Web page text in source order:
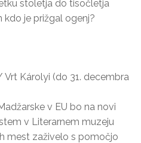
stoletja do tisočletja
je prižgal ogenj?
Károlyi (do 31. decembra
v EU bo na novi
v Literarnem muzeju
mest zaživelo s pomočjo